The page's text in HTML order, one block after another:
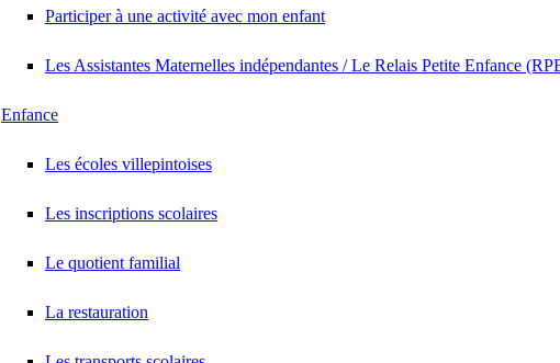
Participer à une activité avec mon enfant
Les Assistantes Maternelles indépendantes / Le Relais Petite Enfance
Enfance
Les écoles villepintoises
Les inscriptions scolaires
Le quotient familial
La restauration